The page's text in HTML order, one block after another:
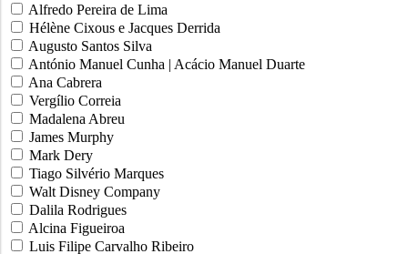
Alfredo Pereira de Lima
Hélène Cixous e Jacques Derrida
Augusto Santos Silva
António Manuel Cunha | Acácio Manuel Duarte
Ana Cabrera
Vergílio Correia
Madalena Abreu
James Murphy
Mark Dery
Tiago Silvério Marques
Walt Disney Company
Dalila Rodrigues
Alcina Figueiroa
Luis Filipe Carvalho Ribeiro